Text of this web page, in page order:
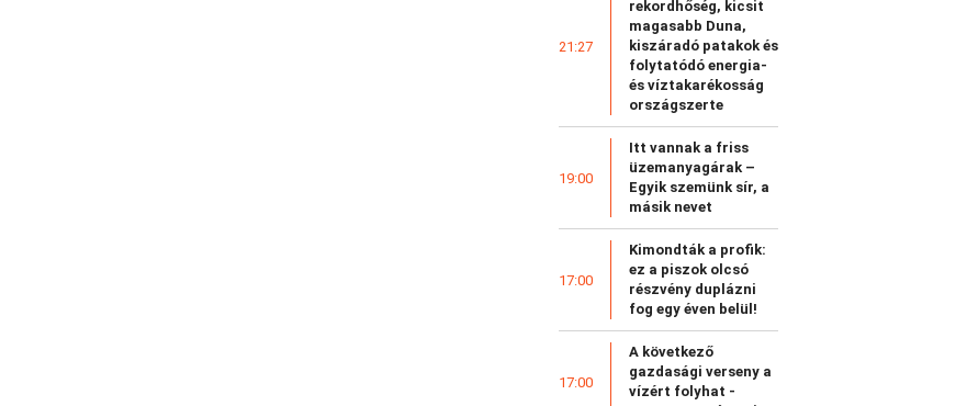
21:27
rekordhőség, kicsit
magasabb Duna,
kiszáradó patakok és
folytatódó energia-
és víztakarékosság
országszerte
19:00
Itt vannak a friss
üzemanyagárak –
Egyik szemünk sír, a
másik nevet
17:00
Kimondták a profik:
ez a piszok olcsó
részvény duplázni
fog egy éven belül!
17:00
A következő
gazdasági verseny a
vízért folyhat -